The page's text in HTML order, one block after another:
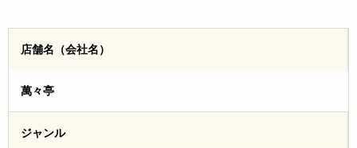
店舗名（会社名）
萬々亭
ジャンル